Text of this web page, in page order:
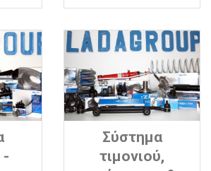
-
Σύστημα
τιμονιού,